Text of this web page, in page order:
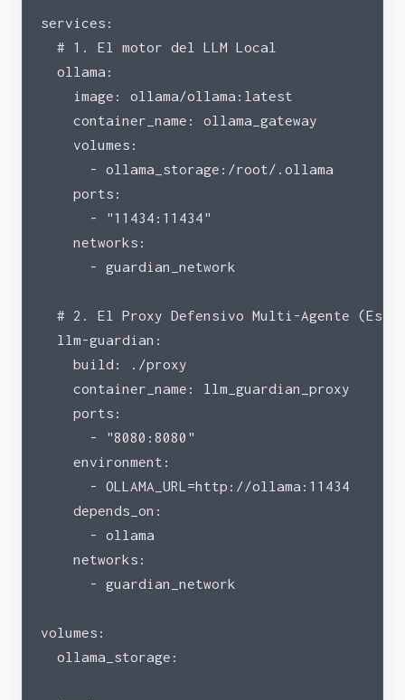
services:
  # 1. El motor del LLM Local
  ollama:
    image: ollama/ollama:latest
    container_name: ollama_gateway
    volumes:
      - ollama_storage:/root/.ollama
    ports:
      - "11434:11434"
    networks:
      - guardian_network
# 2. El Proxy Defensivo Multi-Agente
  llm-guardian:
    build: ./proxy
    container_name: llm_guardian_proxy
    ports:
      - "8080:8080"
    environment:
      - OLLAMA_URL=http://ollama:11434
    depends_on:
      - ollama
    networks:
      - guardian_network
volumes:
  ollama_storage: